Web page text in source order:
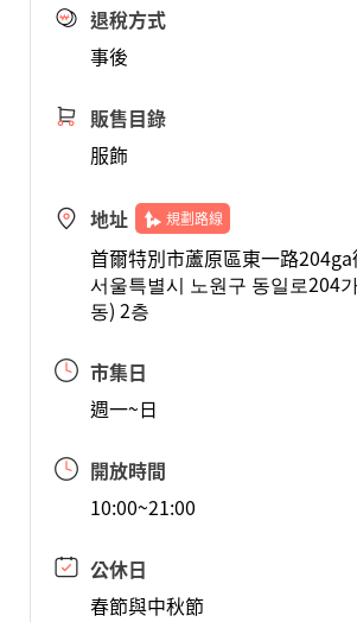
退稅方式
事後
販售目錄
服飾
地址 規劃路線
首爾特別市蘆原區東一路
서울특별시 노원구 동일로204
동) 2층
市集日
週一~日
開放時間
10:00~21:00
公休日
春節與中秋節